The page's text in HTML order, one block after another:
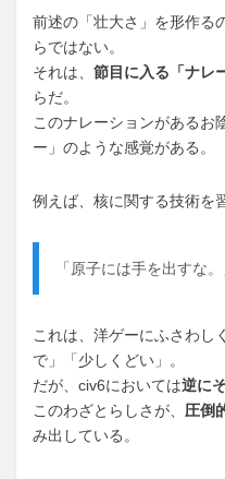
前述の「壮大さ」を形作る
らではない。
それは、 節目に入る「ナレ
らだ。
このナレーションがあるお
ー」のような感覚がある。
例えば、核に関する技術を
「原子には手を出すな
これは、洋ゲーにふさわし
で」「少しくどい」。
だが、civ6においては逆に
このわざとらしさが、 圧倒
み出している。